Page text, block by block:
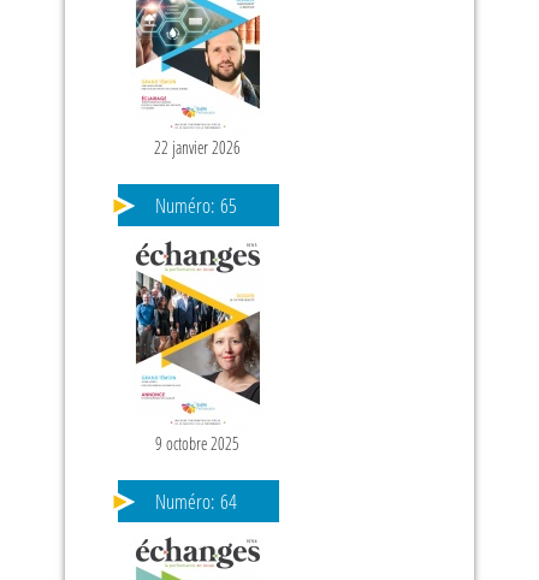
22 janvier 2026
Numéro: 65
9 octobre 2025
Numéro: 64